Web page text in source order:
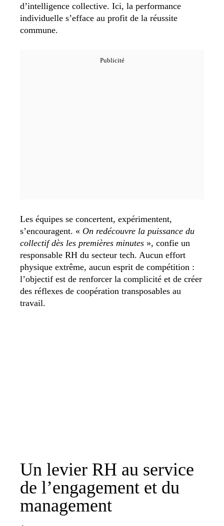
d’intelligence collective. Ici, la performance
individuelle s’efface au profit de la réussite
commune.
Les équipes se concertent, expérimentent,
s’encouragent. « On redécouvre la puissance du
collectif dès les premières minutes », confie un
responsable RH du secteur tech. Aucun effort
physique extrême, aucun esprit de compétition :
l’objectif est de renforcer la complicité et de créer
des réflexes de coopération transposables au
travail.
Un levier RH au service
de l’engagement et du
management